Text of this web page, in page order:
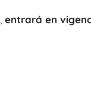
entrará en